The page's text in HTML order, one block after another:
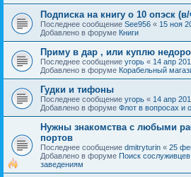
Подписка на книгу о 10 опэск (в/
Последнее сообщение See956 « 15 ноя
Добавлено в форуме Книги
Приму в дар , или куплю
Последнее сообщение угорь « 14 апр
Добавлено в форуме Корабельный
Гудки и тифоны
Последнее сообщение угорь « 14 апр
Добавлено в форуме Флот в вопросах и
Нужны знакомства с любыми
портов
Последнее сообщение dmitryturin « 25
Добавлено в форуме Поиск
заведениям